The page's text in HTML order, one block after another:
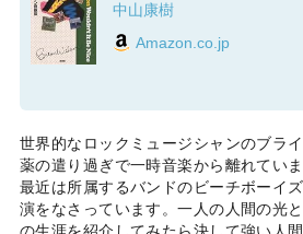
中山康樹
Amazon.co.jp
世界的なロックミュージシャンのブラ
薬の遣り過ぎで一時音楽から離れてい
最近は所属するバンドのビーチボーイ
演をなさっています。一人の人間の光